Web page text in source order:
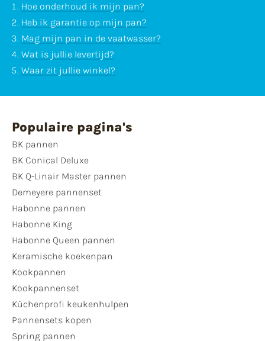
Hoe onderhoud ik mijn pan?
Heb ik garantie op mijn pan?
Mag mijn pan in de vaatwasser?
Wat is jullie levertijd?
Waar zit jullie winkel?
Populaire pagina's
BK pannen
BK Conical Deluxe
BK Q-Linair Master pannen
Demeyere pannenset
Habonne pannen
Habonne King
Habonne Queen pannen
Keramische koekenpan
Kookpannen
Kookpannenset
Küchenprofi keukenhulpen
Pannensets kopen
Spring pannen